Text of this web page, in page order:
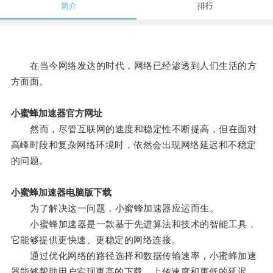
简介 排行
在当今网络发达的时代，网络已经渗透到人们生活的方
方面面。
小蜜蜂加速器官方网址
然而，尽管互联网的速度和稳定性不断提高，但在面对
高峰时段和复杂网络环境时，依然会出现网络延迟和不稳定
的问题。
小蜜蜂加速器电脑版下载
为了解决这一问题，小蜜蜂加速器应运而生。
小蜜蜂加速器是一款基于先进算法和技术的智能工具，
它能够提供更快速、更稳定的网络连接。
通过优化网络的路径选择和数据传输速率，小蜜蜂加速